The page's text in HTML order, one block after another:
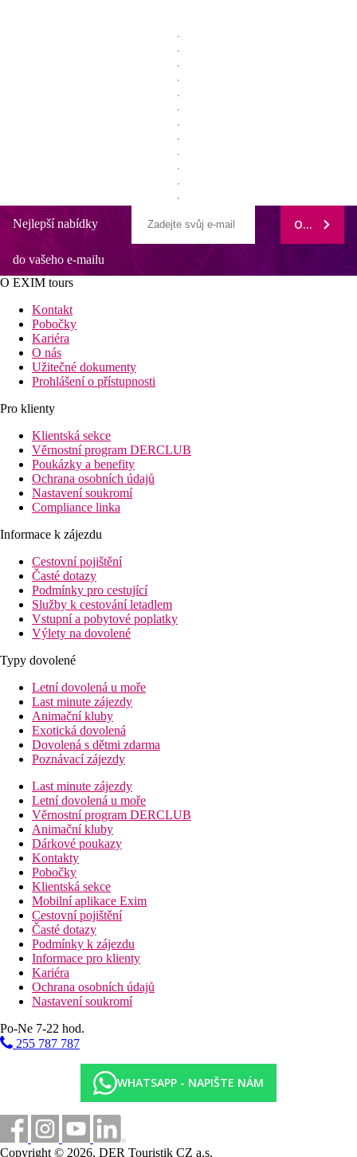
Nejlepší nabídky
do vašeho e-mailu
ODEBÍRAT
O EXIM tours
Kontakt
Pobočky
Kariéra
O nás
Užitečné dokumenty
Prohlášení o přístupnosti
Pro klienty
Klientská sekce
Věrnostní program DERCLUB
Poukázky a benefity
Ochrana osobních údajů
Nastavení soukromí
Compliance linka
Informace k zájezdu
Cestovní pojištění
Časté dotazy
Podmínky pro cestující
Služby k cestování letadlem
Vstupní a pobytové poplatky
Výlety na dovolené
Typy dovolené
Letní dovolená u moře
Last minute zájezdy
Animační kluby
Exotická dovolená
Dovolená s dětmi zdarma
Poznávací zájezdy
Last minute zájezdy
Letní dovolená u moře
Věrnostní program DERCLUB
Animační kluby
Dárkové poukazy
Kontakty
Pobočky
Klientská sekce
Mobilní aplikace Exim
Cestovní pojištění
Časté dotazy
Podmínky k zájezdu
Informace pro klienty
Kariéra
Ochrana osobních údajů
Nastavení soukromí
Po-Ne 7-22 hod.
255 787 787
WHATSAPP - NAPIŠTE NÁM
Copyright © 2026, DER Touristik CZ a.s.